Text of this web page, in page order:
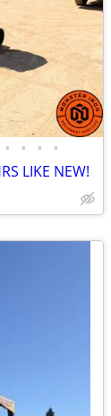
• • • •
LIKE NEW!